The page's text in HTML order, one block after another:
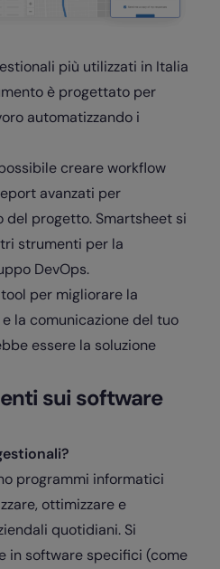
più utilizzati in Italia
è progettato per
automatizzando i
creare workflow
avanzati per
del progetto. Smartsheet si
strumenti per la
DevOps.
per migliorare la
la comunicazione del tuo
essere la soluzione
sui software
programmi informatici
ottimizzare e
quotidiani. Si
in software specifici (come